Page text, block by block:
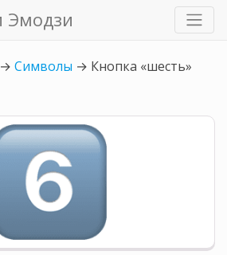
Эмодзи
→ Символы → Кнопка «шесть»